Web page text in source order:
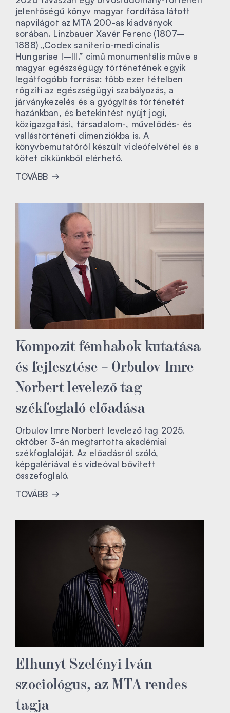
jelentőségű könyv magyar fordítása látott
napvilágot az MTA 200-as kiadványok
sorában. Linzbauer Xavér Ferenc (1807–
1888) „Codex saniterio-medicinalis
Hungariae I–III.” című monumentális műve a
magyar egészségügy történetének egyik
legátfogóbb forrása: több ezer tételben
rögzíti az egészségügyi szabályozás, a
járványkezelés és a gyógyítás történetét
hazánkban, és betekintést nyújt jogi,
közigazgatási, társadalom-, művelődés- és
vallástörténeti dimenziókba is. A
könyvbemutatóról készült videófelvétel és a
kötet cikkünkből elérhető.
TOVÁBB
Kompozit fémhabok kutatása
és fejlesztése – Orbulov Imre
Norbert levelező tag
székfoglaló előadása
Orbulov Imre Norbert levelező tag 2025.
október 3-án megtartotta akadémiai
székfoglalóját. Az előadásról szóló,
képgalériával és videóval bővített
összefoglaló.
TOVÁBB
Elhunyt Szelényi Iván
szociológus, az MTA rendes
tagja